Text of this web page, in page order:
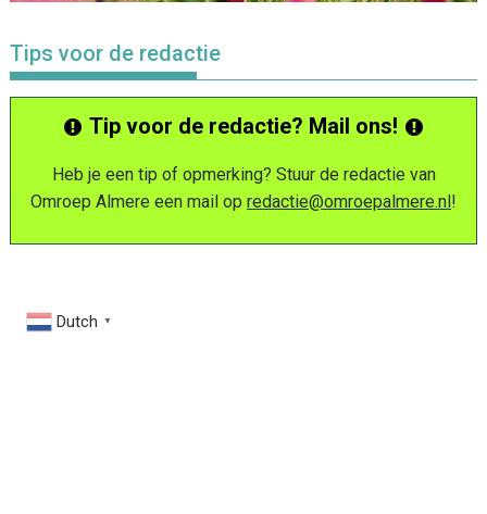
Tips voor de redactie
Tip voor de redactie? Mail ons!
Heb je een tip of opmerking? Stuur de redactie van
Omroep Almere een mail op redactie@omroepalmere.nl!
Dutch ▼